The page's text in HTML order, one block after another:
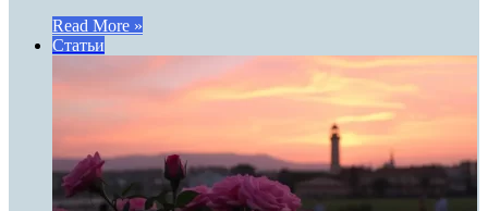
Read More »
Статьи